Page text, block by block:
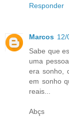
Responder
Marcos 12/
Sabe que
uma
era sonho,
em sonho
reais...
Abçs